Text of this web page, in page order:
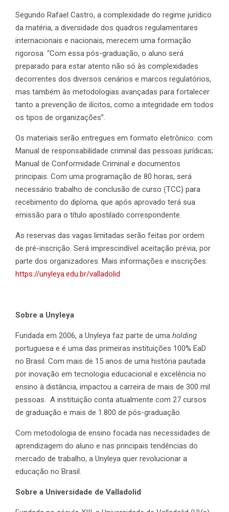
Segundo Rafael Castro, a complexidade do regime jurídico
da matéria, a diversidade dos quadros regulamentares
internacionais e nacionais, merecem uma formação
rigorosa. “Com essa pós-graduação, o aluno será
preparado para estar atento não só às complexidades
decorrentes dos diversos cenários e marcos regulatórios,
mas também às metodologias avançadas para fortalecer
tanto a prevenção de ilícitos, como a integridade em todos
os tipos de organizações”.
Os materiais serão entregues em formato eletrônico: com
Manual de responsabilidade criminal das pessoas jurídicas;
Manual de Conformidade Criminal e documentos
principais. Com uma programação de 80 horas, será
necessário trabalho de conclusão de curso (TCC) para
recebimento do diploma, que após aprovado terá sua
emissão para o título apostilado correspondente.
As reservas das vagas limitadas serão feitas por ordem
de pré-inscrição. Será imprescindível aceitação prévia, por
parte dos organizadores. Mais informações e inscrições:
https://unyleya.edu.br/valladolid
Sobre a Unyleya
Fundada em 2006, a Unyleya faz parte de uma holding
portuguesa e é uma das primeiras instituições 100% EaD
no Brasil. Com mais de 15 anos de uma história pautada
por inovação em tecnologia educacional e excelência no
ensino à distância, impactou a carreira de mais de 300 mil
pessoas. A instituição conta atualmente com 27 cursos
de graduação e mais de 1.800 de pós-graduação.
Com metodologia de ensino focada nas necessidades de
aprendizagem do aluno e nas principais tendências do
mercado de trabalho, a Unyleya quer revolucionar a
educação no Brasil.
Sobre a Universidade de Valladolid